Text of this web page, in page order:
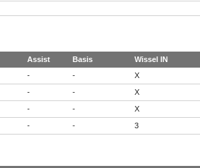
Assist Basis Wissel IN
- - X
- - X
- - X
- - 3